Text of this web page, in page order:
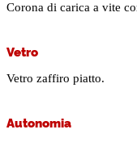
Corona di carica a vite
Vetro
Vetro zaffiro piatto.
Autonomia